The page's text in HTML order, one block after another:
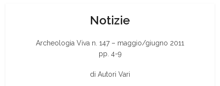
Notizie
Archeologia Viva n. 147 – maggio/giugno 2011
pp. 4-9
di Autori Vari